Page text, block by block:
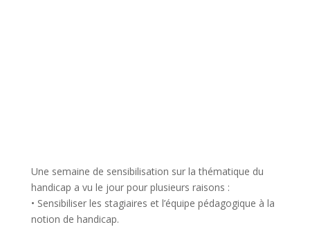
Une semaine de sensibilisation sur la thématique du
handicap a vu le jour pour plusieurs raisons :
• Sensibiliser les stagiaires et l’équipe pédagogique à la
notion de handicap.